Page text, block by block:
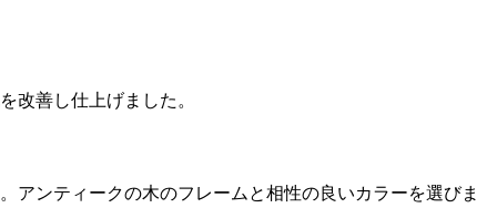
改善し仕上げました。
アンティークの木のフレームと相性の良いカラーを選びま